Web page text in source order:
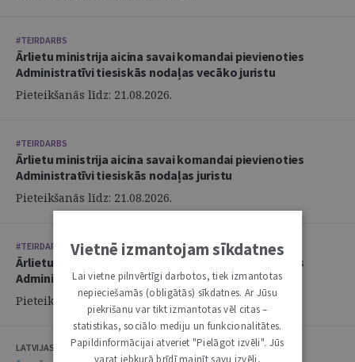
#TEIRDARBS
Ārlietu ministrija aicina savai komandai pievienoties
Administratīvi tiesiskās nodaļas vecāko juristu
Pieteikšanās līdz: 21.08.2026.
#TEIRDARBS
Ārlietu ministrija aicina savai komandai pievienoties
Administratīvi tiesiskās nodaļas juristu
Pieteikšanās līdz: 21.08.2026.
#TEIRDARBS
Ārlietu ministrija aicina savai komandai pievienoties
Administratīvi tiesiskās nodaļas juristu
Pieteikšanās līdz: 21.08.2026.
LATVIJAS ZVĒRINĀTU ADVOKĀTU PADOME
Vietnē izmantojam sīkdatnes
Lai vietne pilnvērtīgi darbotos, tiek izmantotas
nepieciešamās (obligātās) sīkdatnes. Ar Jūsu
piekrišanu var tikt izmantotas vēl citas –
statistikas, sociālo mediju un funkcionalitātes.
Papildinformācijai atveriet "Pielāgot izvēli". Jūs
varat jebkurā brīdī mainīt savu izvēli,